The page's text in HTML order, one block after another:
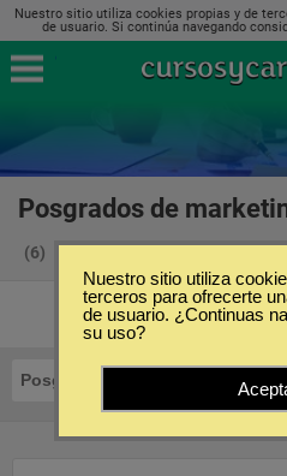
Nuestro sitio utiliza cookies propias y de
de usuario. Si continúa navegando
Posgrados de
(6)
Posgrados Marketing
Nuestro sitio utiliza
terceros para ofrecerte
de usuario. ¿Continuas
su uso?